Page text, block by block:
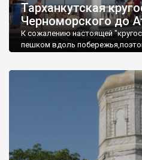
Тарханкутская
Черноморского до
К сожалению настоящей
пешком вдоль